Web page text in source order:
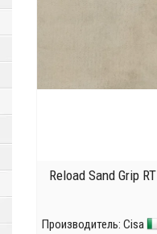
Reload Sand Grip RT
Производитель: Cisa